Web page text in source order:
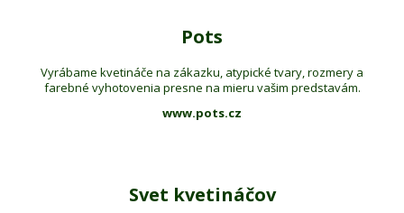
Pots
Vyrábame kvetináče na zákazku, atypické tvary, rozmery a
farebné vyhotovenia presne na mieru vašim predstavám.
www.pots.cz
Svet kvetináčov